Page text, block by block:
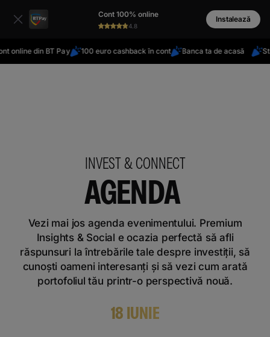
кириллица
Cont 100% online
4.8
Instalează
online din BT Pay 100 euro cashback în cont Banca ta de acasă
INVEST & CONNECT
AGENDA
Vezi mai jos agenda evenimentului. Premium
Insights & Social e ocazia perfectă să afli
răspunsuri la întrebările tale despre investiții, să
cunoști oameni interesanți și să vezi cum arată
portofoliul tău printr-o perspectivă nouă.
18 IUNIE